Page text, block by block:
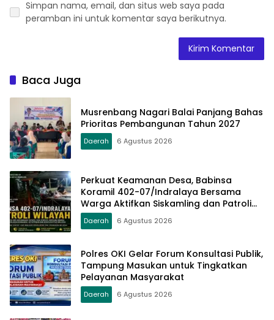
Simpan nama, email, dan situs web saya pada
peramban ini untuk komentar saya berikutnya.
Baca Juga
Musrenbang Nagari Balai Panjang Bahas
Prioritas Pembangunan Tahun 2027
Daerah 6 Agustus 2026
Perkuat Keamanan Desa, Babinsa
Koramil 402-07/Indralaya Bersama
Warga Aktifkan Siskamling dan Patroli
Terpadu
Daerah 6 Agustus 2026
Polres OKI Gelar Forum Konsultasi Publik,
Tampung Masukan untuk Tingkatkan
Pelayanan Masyarakat
Daerah 6 Agustus 2026